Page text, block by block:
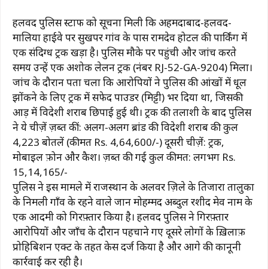
हलवद पुलिस स्टाफ को सूचना मिली कि अहमदाबाद-हलवद-
मालिया हाईवे पर सुखपर गांव के पास रामदेव होटल की पार्किंग में
एक संदिग्ध ट्रक खड़ा है। पुलिस मौके पर पहुंची और जांच करते
समय उन्हें एक अशोक लेलन ट्रक (नंबर RJ-52-GA-9204) मिला।
जांच के दौरान पता चला कि आरोपियों ने पुलिस की आंखों में धूल
झोंकने के लिए ट्रक में सफेद पाउडर (मिट्टी) भर दिया था, जिसकी
आड़ में विदेशी शराब छिपाई हुई थी। ट्रक की तलाशी के बाद पुलिस
ने ये चीज़ें ज़ब्त कीं: अलग-अलग ब्रांड की विदेशी शराब की कुल
4,223 बोतलें (कीमत Rs. 4,64,600/-) दूसरी चीज़ें: ट्रक,
मोबाइल फ़ोन और कैश। ज़ब्त की गई कुल कीमत: लगभग Rs.
15,14,165/-
पुलिस ने इस मामले में राजस्थान के अलवर ज़िले के तिजारा तालुका
के निमली गाँव के रहने वाले जान मोहम्मद अब्दुल रशीद मेव नाम के
एक आदमी को गिरफ़्तार किया है। हलवद पुलिस ने गिरफ़्तार
आरोपियों और जाँच के दौरान पहचाने गए दूसरे लोगों के ख़िलाफ़
प्रोहिबिशन एक्ट के तहत केस दर्ज किया है और आगे की कानूनी
कार्रवाई कर रही है।